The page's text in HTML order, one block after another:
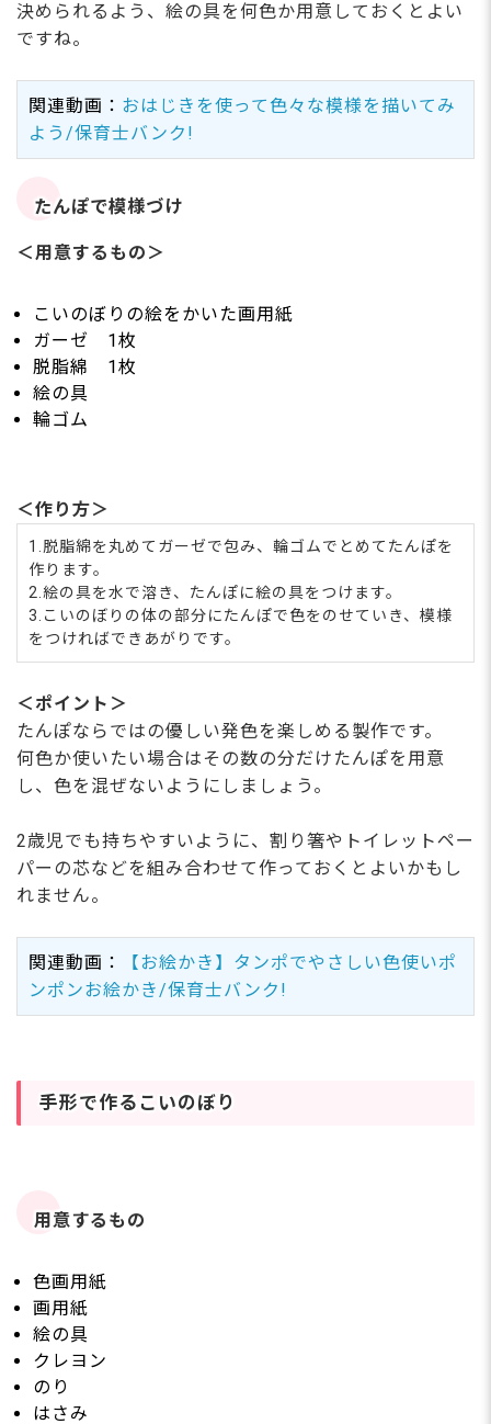
決められるよう、絵の具を何色か用意しておくとよい
ですね。
関連動画： おはじきを使って色々な模様を描いてみ
よう/保育士バンク!
たんぽで模様づけ
＜用意するもの＞
こいのぼりの絵をかいた画用紙
ガーゼ 1枚
脱脂綿 1枚
絵の具
輪ゴム
＜作り方＞
1.脱脂綿を丸めてガーゼで包み、輪ゴムでとめてたんぽを
作ります。
2.絵の具を水で溶き、たんぽに絵の具をつけます。
3.こいのぼりの体の部分にたんぽで色をのせていき、模様
をつければできあがりです。
＜ポイント＞
たんぽならではの優しい発色を楽しめる製作です。
何色か使いたい場合はその数の分だけたんぽを用意
し、色を混ぜないようにしましょう。
2歳児でも持ちやすいように、割り箸やトイレットペー
パーの芯などを組み合わせて作っておくとよいかもし
れません。
関連動画：
【お絵かき】タンポでやさしい色使いポ
ンポンお絵かき/保育士バンク!
手形で作るこいのぼり
用意するもの
色画用紙
画用紙
絵の具
クレヨン
のり
はさみ